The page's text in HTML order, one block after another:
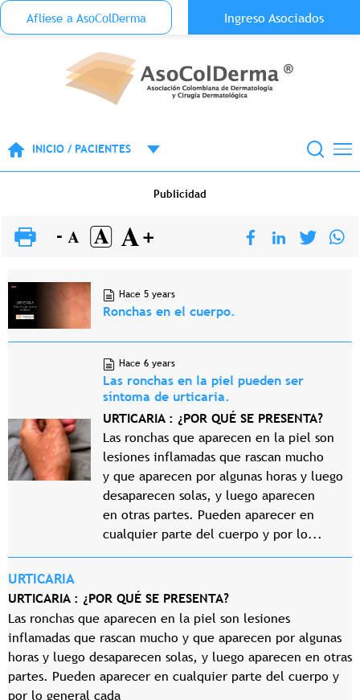
Pasar al contenido principal
Menu Top Anónimo
Aflíese a AsoColDerma Ingreso Asociados
INICIO / PACIENTES
Publicidad
Hace 5 years
Ronchas en el cuerpo.
Hace 6 years
Las ronchas en la piel pueden ser
síntoma de urticaria.
URTICARIA : ¿POR QUÉ SE PRESENTA?
Las ronchas que aparecen en la piel son
lesiones inflamadas que rascan mucho
y que aparecen por algunas horas y luego
desaparecen solas, y luego aparecen
en otras partes. Pueden aparecer en
cualquier parte del cuerpo y por lo...
URTICARIA
URTICARIA : ¿POR QUÉ SE PRESENTA?
Las ronchas que aparecen en la piel son lesiones
inflamadas que rascan mucho y que aparecen por algunas
horas y luego desaparecen solas, y luego aparecen en otras
partes. Pueden aparecer en cualquier parte del cuerpo y
por lo general cada